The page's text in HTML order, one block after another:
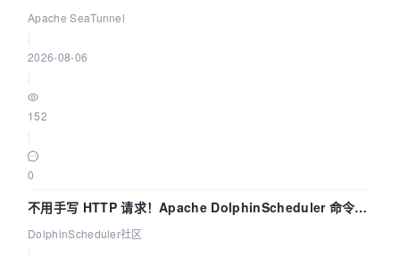
Apache SeaTunnel
2026-08-06
152
0
不用手写 HTTP 请求！Apache DolphinScheduler 命令行
dsctl 两分钟上手
DolphinScheduler社区